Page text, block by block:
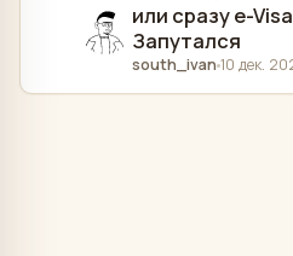
или сразу e-
Запутался
south_ivan 10 дек.